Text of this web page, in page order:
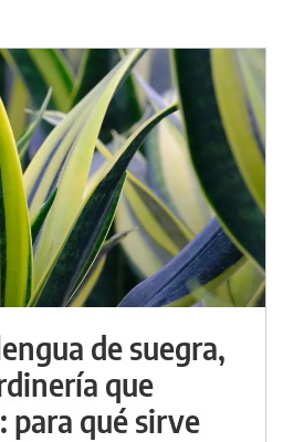
de suegra,
que
para qué sirve